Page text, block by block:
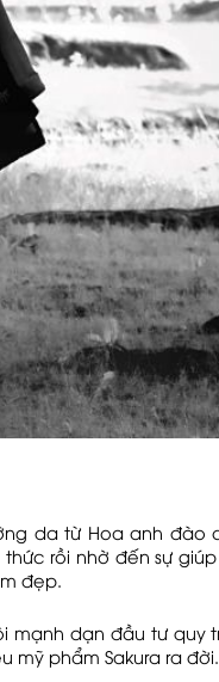
da từ Hoa anh đào
rồi nhờ đến sự
đẹp.
mạnh dạn đầu tư quy
mỹ phẩm Sakura ra đời.